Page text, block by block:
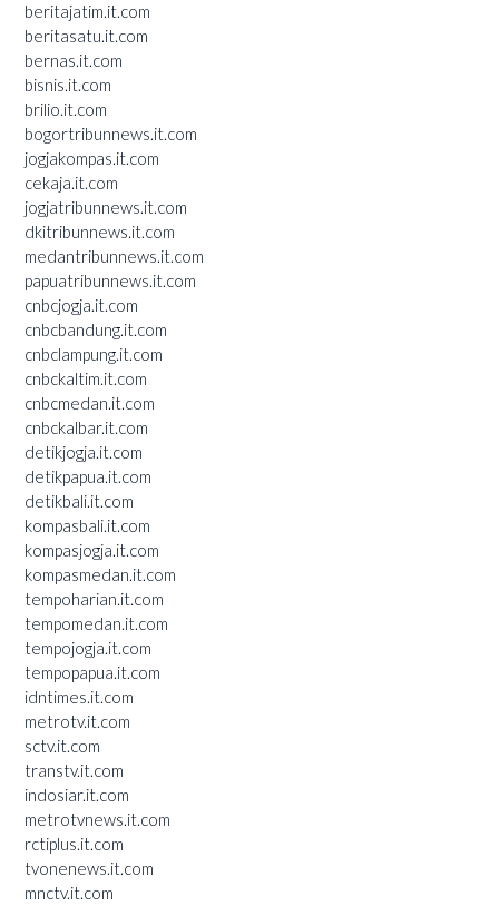
beritajatim.it.com
beritasatu.it.com
bernas.it.com
bisnis.it.com
brilio.it.com
bogortribunnews.it.com
jogjakompas.it.com
cekaja.it.com
jogjatribunnews.it.com
dkitribunnews.it.com
medantribunnews.it.com
papuatribunnews.it.com
cnbcjogja.it.com
cnbcbandung.it.com
cnbclampung.it.com
cnbckaltim.it.com
cnbcmedan.it.com
cnbckalbar.it.com
detikjogja.it.com
detikpapua.it.com
detikbali.it.com
kompasbali.it.com
kompasjogja.it.com
kompasmedan.it.com
tempoharian.it.com
tempomedan.it.com
tempojogja.it.com
tempopapua.it.com
idntimes.it.com
metrotv.it.com
sctv.it.com
transtv.it.com
indosiar.it.com
metrotvnews.it.com
rctiplus.it.com
tvonenews.it.com
mnctv.it.com